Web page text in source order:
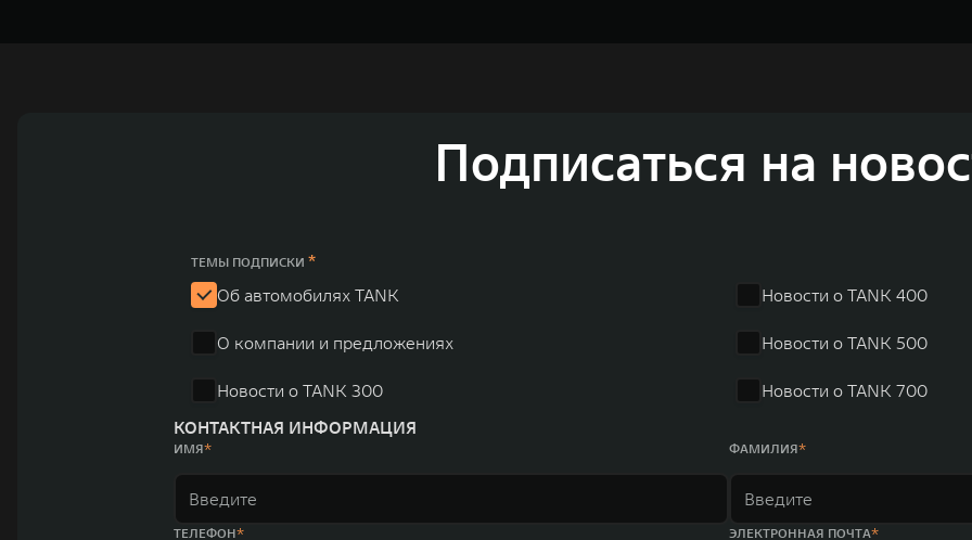
электромобилей ORA, премиальных кроссоверов WEY, а также новый технологичный бренд SALOON – в
юаней (1,6 трлн рублей). С 1998 года Great Wall Motor занимает первое место по объёмам продаж пикапов в
систему исследований и разработок, включая центры в России, Китае, Японии, США, Германии, Индии, Австрии и
Подписаться на
ТЕМЫ ПОДПИСКИ *
Об автомобилях TANK
О компании и предложениях
Новости о TANK 300
Новости о TANK 400
Новости о TANK 500
Новости о TANK 700
КОНТАКТНАЯ ИНФОРМАЦИЯ
ИМЯ ФАМИЛИЯ
ТЕЛЕФОН ЭЛЕКТРОННАЯ ПОЧТА